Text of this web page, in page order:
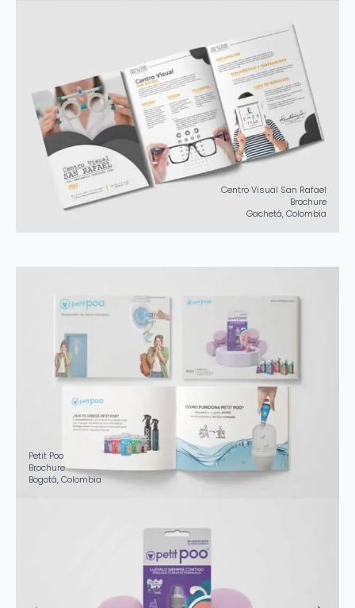
Centro Visual San Rafael
Brochure
Gachetá, Colombia
Petit Poo
Brochure
Bogotá, Colombia